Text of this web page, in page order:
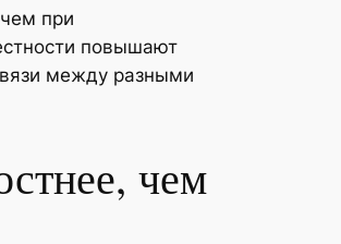
при
повышают
между разными
чем